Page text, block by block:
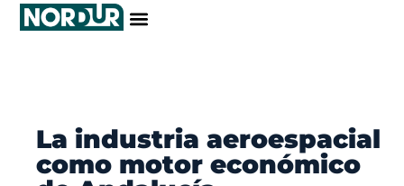
La industria aeroespacial
como motor económico